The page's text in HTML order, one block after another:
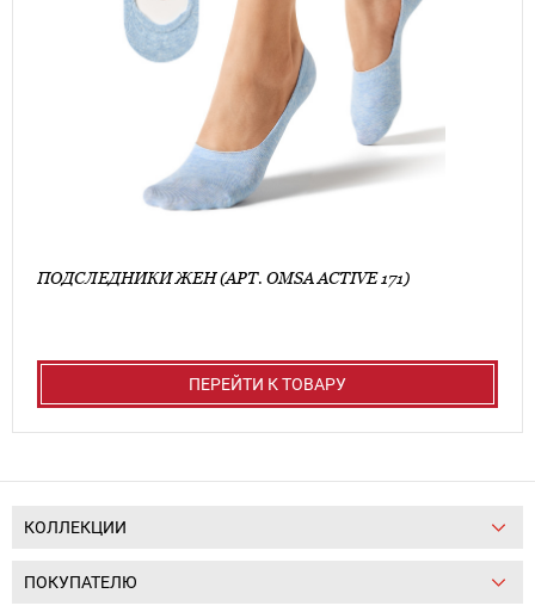
ПОДСЛЕДНИКИ ЖЕН (АРТ. OMSA ACTIVE 171)
ПЕРЕЙТИ К ТОВАРУ
КОЛЛЕКЦИИ
ПОКУПАТЕЛЮ